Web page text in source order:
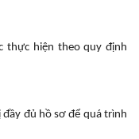
thực hiện theo quy định
đầy đủ hồ sơ để quá trình